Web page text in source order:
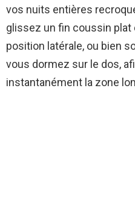
vos nuits entières
glissez un fin coussin plat
position latérale, ou bien
vous dormez sur le dos,
instantanément la zone